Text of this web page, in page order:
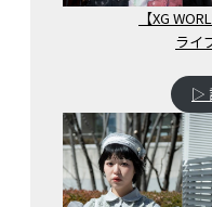
【XG
ライ
▷